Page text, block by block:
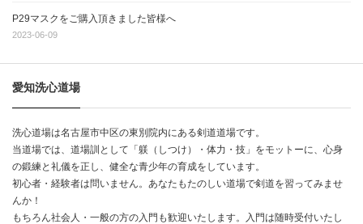
P29マスクをご購入頂きました皆様へ
2023-06-09
愛知洗心道場
洗心道場は名古屋市中区の東別院内にある剣道道場です。
当道場では、道場訓として「躾（しつけ）・体力・技」をモットーに、心身
の鍛練と礼儀を正し、健全な青少年の育成をしています。
初心者・経験者は問いません。あなたもたのしい道場で剣道を習ってみませ
んか！
もちろん社会人・一般の方の入門も歓迎いたします。入門は随時受付いたし